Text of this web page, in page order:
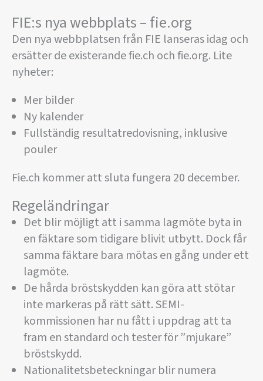
FIE:s nya webbplats – fie.org
Den nya webbplatsen från FIE lanseras idag och
ersätter de existerande fie.ch och fie.org. Lite
nyheter:
Mer bilder
Ny kalender
Fullständig resultatredovisning, inklusive
pouler
Fie.ch kommer att sluta fungera 20 december.
Regeländringar
Det blir möjligt att i samma lagmöte byta in
en fäktare som tidigare blivit utbytt. Dock får
samma fäktare bara mötas en gång under ett
lagmöte.
De hårda bröstskydden kan göra att stötar
inte markeras på rätt sätt. SEMI-
kommissionen har nu fått i uppdrag att ta
fram en standard och tester för ”mjukare”
bröstskydd.
Nationalitetsbeteckningar blir numera